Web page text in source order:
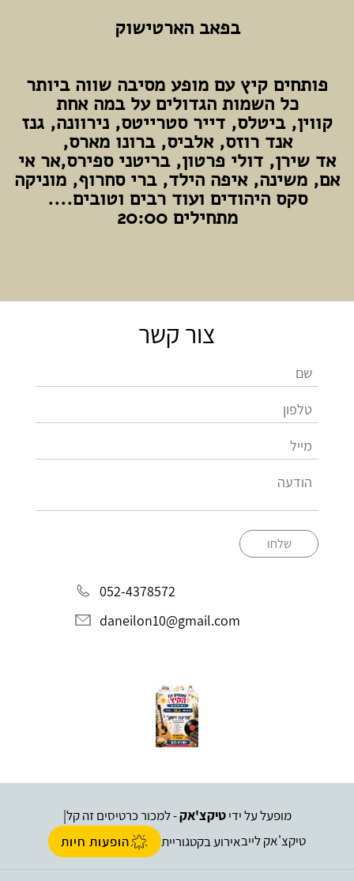
בפאב הארטישוק
פותחים קיץ עם מופע מסיבה שווה ביותר
כל השמות הגדולים על במה אחת
קווין, ביטלס, דייר סטרייטס, נירוונה, גנז
אנד רוזס, אלביס, ברונו מארס,
אד שירן, דולי פרטון, בריטני ספירס,אר אי
אם, משינה, איפה הילד, ברי סחרוף, מוניקה
סקס היהודים ועוד רבים וטובים....
מתחילים 20:00
צור קשר
שלחו
052-4378572
daneilon10@gmail.com
מופעל על ידיטיקצ'אק- למכור כרטיסים זה קל
טיקצ'אק לייבאירוע בקטגוריית הופעות חיות